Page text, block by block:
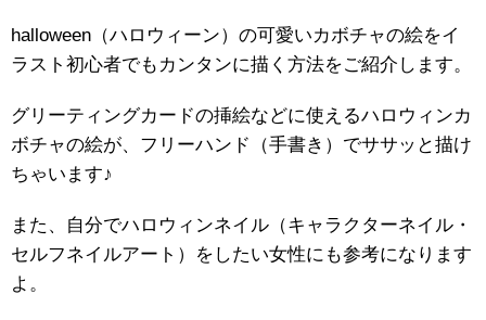
halloween（ハロウィーン）の可愛いカボチャの絵をイ
ラスト初心者でもカンタンに描く方法をご紹介します。
グリーティングカードの挿絵などに使えるハロウィンカ
ボチャの絵が、フリーハンド（手書き）でササッと描け
ちゃいます♪
また、自分でハロウィンネイル（キャラクターネイル・
セルフネイルアート）をしたい女性にも参考になります
よ。